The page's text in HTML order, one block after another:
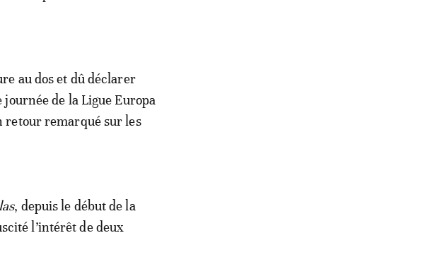
au dos et dû déclarer
de la Ligue Europa
retour remarqué sur les
, depuis le début de la
l’intérêt de deux